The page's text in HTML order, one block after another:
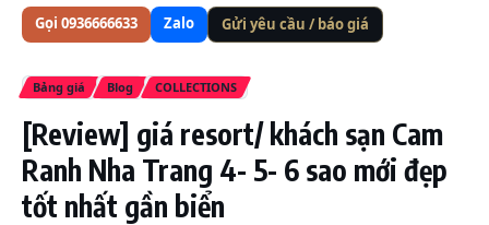
Gọi 0936666633 Zalo Gửi yêu cầu / báo giá
Bảng giá Blog COLLECTIONS
[Review] giá resort/ khách sạn Cam
Ranh Nha Trang 4- 5- 6 sao mới đẹp
tốt nhất gần biển